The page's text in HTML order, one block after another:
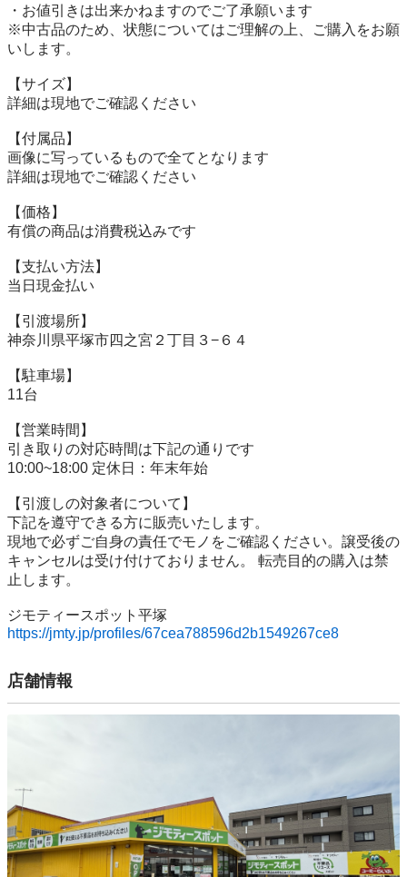
・お値引きは出来かねますのでご了承願います
※中古品のため、状態についてはご理解の上、ご購入をお願
いします。
【サイズ】
詳細は現地でご確認ください
【付属品】
画像に写っているもので全てとなります
詳細は現地でご確認ください
【価格】
有償の商品は消費税込みです
【⽀払い⽅法】
当⽇現⾦払い
【引渡場所】
神奈川県平塚市四之宮２丁目３−６４
【駐⾞場】
11台
【営業時間】
引き取りの対応時間は下記の通りです
10:00~18:00 定休日：年末年始
【引渡しの対象者について】
下記を遵守できる⽅に販売いたします。
現地で必ずご⾃⾝の責任でモノをご確認ください。譲受後の
キャンセルは受け付けておりません。 転売⽬的の購⼊は禁
⽌します。
https://jmty.jp/profiles/67cea788596d2b1549267ce8
店舗情報